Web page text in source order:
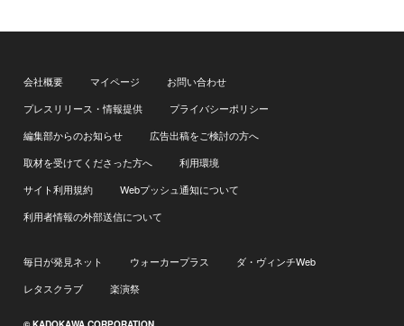
会社概要 マイページ
お問い合わせ
プレスリリース・情報提供
プライバシーポリシー
編集部からのお知らせ
広告出稿をご検討の方へ
取材を受けてくださった方へ
利用環境
サイト利用規約
Webプッシュ通知について
利用者情報の外部送信について
毎日が発見ネット ウォーカープラス
ダ・ヴィンチWeb
レタスクラブ
楽演祭